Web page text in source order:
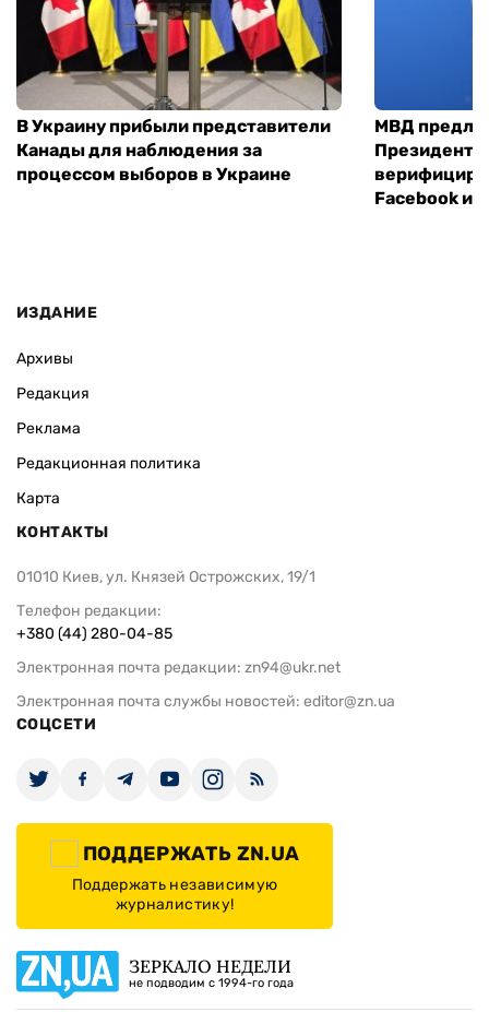
В Украину прибыли представители
Канады для наблюдения за
процессом выборов в Украине
МВД
Facebook и
ИЗДАНИЕ
Архивы
Редакция
Реклама
Редакционная политика
Карта
КОНТАКТЫ
01010 Киев, ул. Князей Острожских, 19/1
Телефон редакции:
+380 (44) 280-04-85
Электронная почта редакции: zn94@ukr.net
Электронная почта службы новостей: editor@zn.ua
СОЦСЕТИ
ПОДДЕРЖАТЬ ZN.UA
Поддержать независимую
журналистику!
ЗЕРКАЛО НЕДЕЛИ
не подводим с 1994-го года